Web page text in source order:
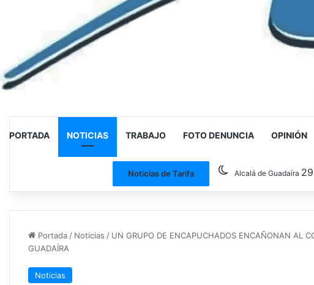
PORTADA NOTICIAS TRABAJO FOTO DENUNCIA OPINIÓN
Noticias de Tarifa Alcalá de Guadaíra 29
Portada/ Noticias / UN GRUPO DE ENCAPUCHADOS ENCAÑONAN AL
GUADAÍRA
Noticias